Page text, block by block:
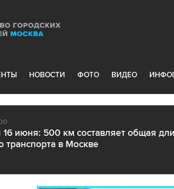
НОВОСТИ ФОТО ВИДЕО
июня: 500 км составляет общая
транспорта в Москве